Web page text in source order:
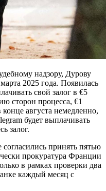
надзору, Дурову
2025 года. Появилась
свой залог в €5
сторон процесса, €1
августа немедленно,
будет выплачивать
залог.
принять пятью
прокуратура Франции
в рамках проверки два
каждый месяц с